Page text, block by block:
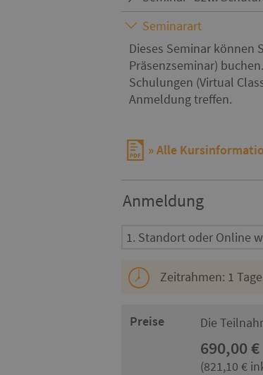
Seminarart
Dieses Seminar können
Präsenzseminar)
Schulungen (Virtual
Anmeldung treffen.
Alle
Anmeldung
Zeitrahmen: 1
Preise Die
690,00 €
(821,10 €